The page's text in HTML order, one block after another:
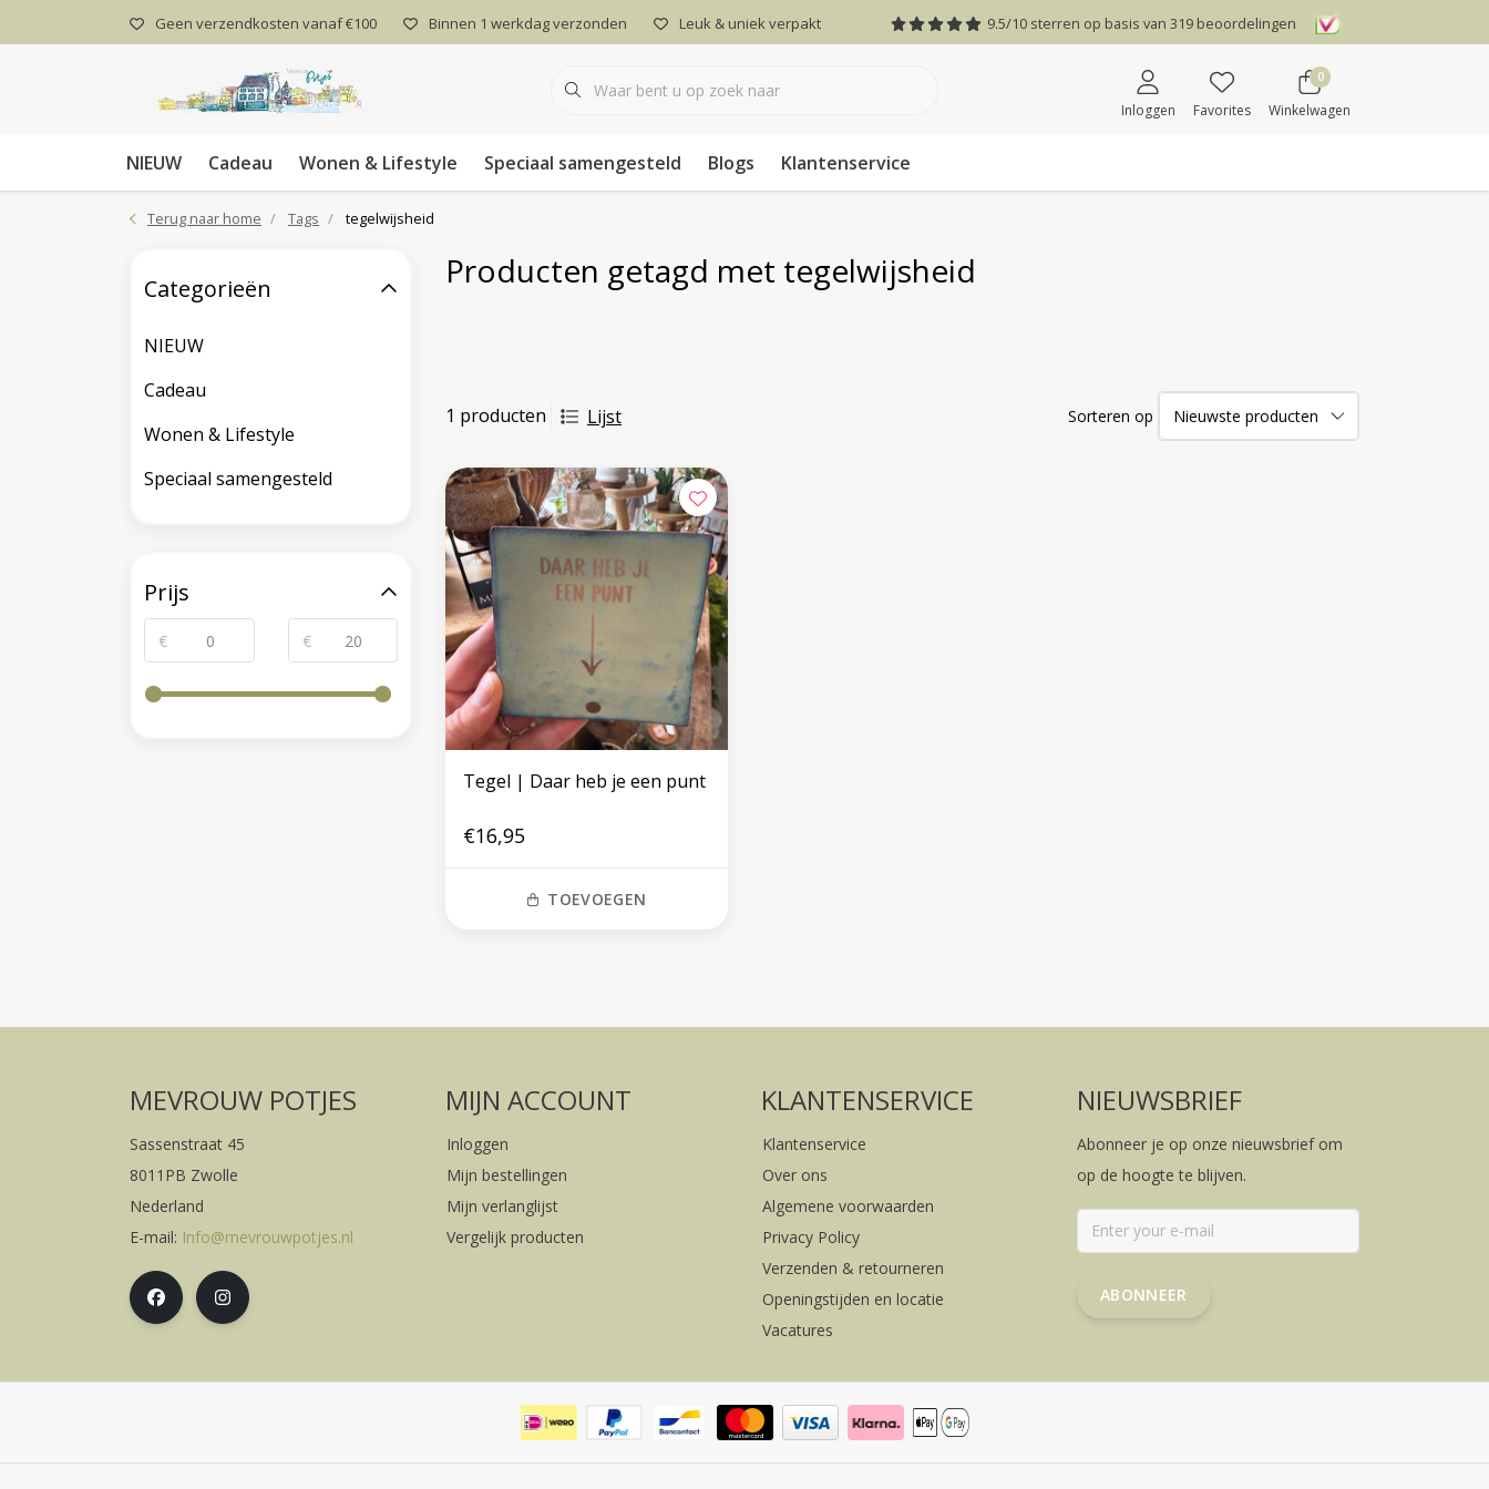
Geen verzendkosten vanaf €100 Binnen 1 werkdag verzonden Leuk & uniek verpakt 9.5/10 sterren op basis van 319 beoordelingen
Inloggen Favorites
0
Winkelwagen
NIEUW Cadeau Wonen & Lifestyle Speciaal samengesteld Blogs Klantenservice
Terug naar home Tags tegelwijsheid
Producten getagd met tegelwijsheid
1 producten Lijst Sorteren op
Tegel | Daar heb je een punt
€16,95
TOEVOEGEN
Categorieën
NIEUW
Cadeau
Wonen & Lifestyle
Speciaal samengesteld
Prijs
€ €
MEVROUW POTJES
Sassenstraat 45
8011PB Zwolle
Nederland
E-mail: Info@mevrouwpotjes.nl
MIJN ACCOUNT
Inloggen
Mijn bestellingen
Mijn verlanglijst
Vergelijk producten
KLANTENSERVICE
Klantenservice
Over ons
Algemene voorwaarden
Privacy Policy
Verzenden & retourneren
Openingstijden en locatie
Vacatures
NIEUWSBRIEF
Abonneer je op onze nieuwsbrief om
op de hoogte te blijven.
ABONNEER